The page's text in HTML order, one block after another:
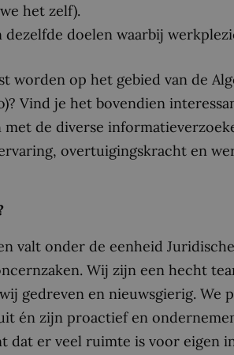
het zelf).
dezelfde doelen waarbij
worden op het gebied van de
Vind je het bovendien
de diverse
overtuigingskracht en
valt onder de eenheid
Wij zijn een hecht
gedreven en nieuwsgierig. We
én zijn proactief en
dat er veel ruimte is voor eigen